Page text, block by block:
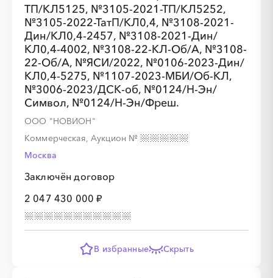
ТП/КЛ5125, №3105-2021-ТП/КЛ5252,
№3105-2022-ТатП/КЛ0,4, №3108-2021-
Дин/КЛ0,4-2457, №3108-2021-Дин/
КЛ0,4-4002, №3108-22-КЛ-Об/А, №3108-
22-Об/А, №ЯСИ/2022, №0106-2023-Дин/
КЛ0,4-5275, №1107-2023-МБИ/Об-КЛ,
№3006-2023/ДСК-об, №0124/Н-Эн/
Символ, №0124/Н-Эн/Фреш.
ООО "НОВИОН"
Коммерческая, Аукцион №
Москва
Заключён договор
2 047 430 000 ₽
В избранные Скрыть
░░░░░
░
░
░
░
░
░
░
░
░
░░